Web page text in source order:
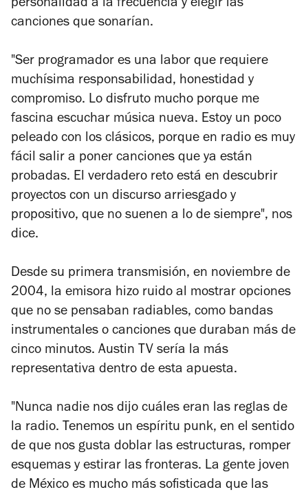
personalidad a la frecuencia y elegir las
canciones que sonarían.
"Ser programador es una labor que requiere
muchísima responsabilidad, honestidad y
compromiso. Lo disfruto mucho porque me
fascina escuchar música nueva. Estoy un poco
peleado con los clásicos, porque en radio es muy
fácil salir a poner canciones que ya están
probadas. El verdadero reto está en descubrir
proyectos con un discurso arriesgado y
propositivo, que no suenen a lo de siempre", nos
dice.
Desde su primera transmisión, en noviembre de
2004, la emisora hizo ruido al mostrar opciones
que no se pensaban radiables, como bandas
instrumentales o canciones que duraban más de
cinco minutos. Austin TV sería la más
representativa dentro de esta apuesta.
"Nunca nadie nos dijo cuáles eran las reglas de
la radio. Tenemos un espíritu punk, en el sentido
de que nos gusta doblar las estructuras, romper
esquemas y estirar las fronteras. La gente joven
de México es mucho más sofisticada que las